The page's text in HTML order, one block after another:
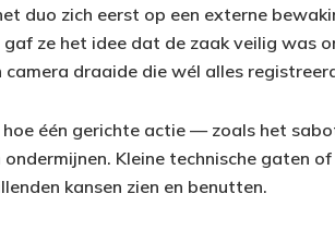
duo zich eerst op een externe
ze het idee dat de zaak veilig was
camera draaide die wél alles
één gerichte actie — zoals het
Kleine technische gaten
kansen zien en benutten.